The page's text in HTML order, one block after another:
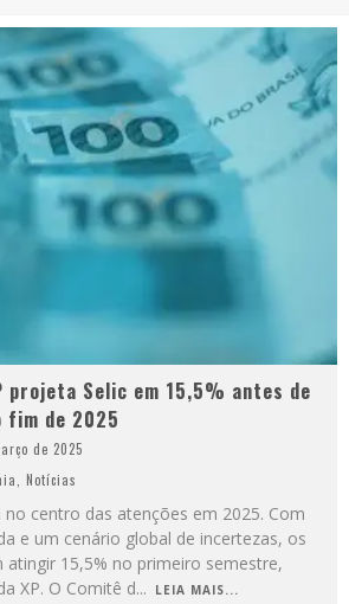
projeta Selic em 15,5% antes de
fim de 2025
de 2025
, Notícias
no centro das atenções em 2025. Com
e um cenário global de incertezas, os
atingir 15,5% no primeiro semestre,
XP. O Comitê d... LEIA MAIS...